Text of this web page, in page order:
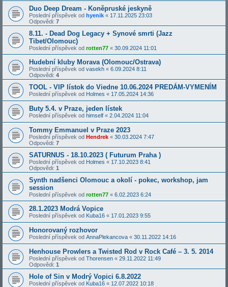
Duo Deep Dream - Koněpruské jeskyně
Poslední příspěvek od hyenik « 17.11.2025 23:03
Odpovědi: 7
8.11. - Dead Dog Legacy + Synové smrti (Jazz
Tibet/Olomouc)
Poslední příspěvek od rotten77 « 30.09.2024 11:01
Hudební kluby Morava (Olomouc/Ostrava)
Poslední příspěvek od vasekh « 6.09.2024 8:11
Odpovědi: 4
TOOL - VIP lístok do Viedne 10.06.2024 PREDÁM-VYMENÍM
Poslední příspěvek od Holmes « 17.05.2024 14:36
Buty 5.4. v Praze, jeden lístek
Poslední příspěvek od himself « 2.04.2024 11:04
Tommy Emmanuel v Praze 2023
Poslední příspěvek od Hendrek « 30.03.2024 7:47
Odpovědi: 7
SATURNUS - 18.10.2023 ( Futurum Praha )
Poslední příspěvek od Holmes « 17.10.2023 8:41
Odpovědi: 1
Synth nadšenci Olomouc a okolí - pokec, workshop, jam
session
Poslední příspěvek od rotten77 « 6.02.2023 6:24
28.1.2023 Modrá Vopice
Poslední příspěvek od Kuba16 « 17.01.2023 9:55
Honorovaný rozhovor
Poslední příspěvek od AnnaPlekancova « 30.11.2022 14:16
Henhouse Prowlers a Twisted Rod v Rock Café – 3. 5. 2014
Poslední příspěvek od Thorensen « 29.11.2022 11:49
Odpovědi: 1
Hole of Sin v Modrý Vopici 6.8.2022
Poslední příspěvek od Kuba16 « 12.07.2022 10:18